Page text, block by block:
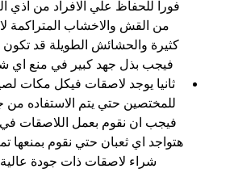
فورا للحفاظ علي الافراد من اذي
من القش والاخشاب المتراكمة
كثيرة والحشائش الطويلة قد تكون
فيجب بذل جهد كبير في منع اي
ثانيا يوجد لاصقات فيكل مكات
للمختصين حتي يتم الاستفاده من
فيجب ان نقوم بعمل اللاصقات
هتواجد اي ثعبان حتي نقوم بمنعها
شراء لاصقات ذات جودة